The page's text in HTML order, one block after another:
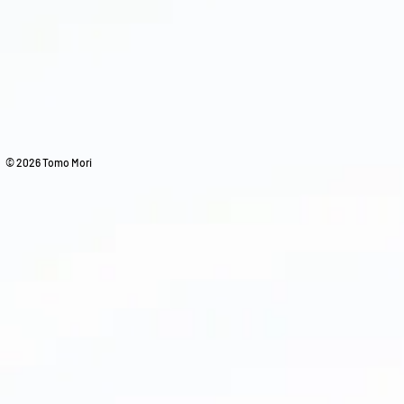
© 2026 Tomo Mori